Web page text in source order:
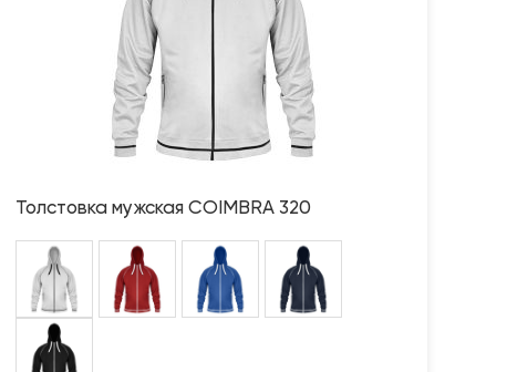
Толстовка мужская COIMBRA 320